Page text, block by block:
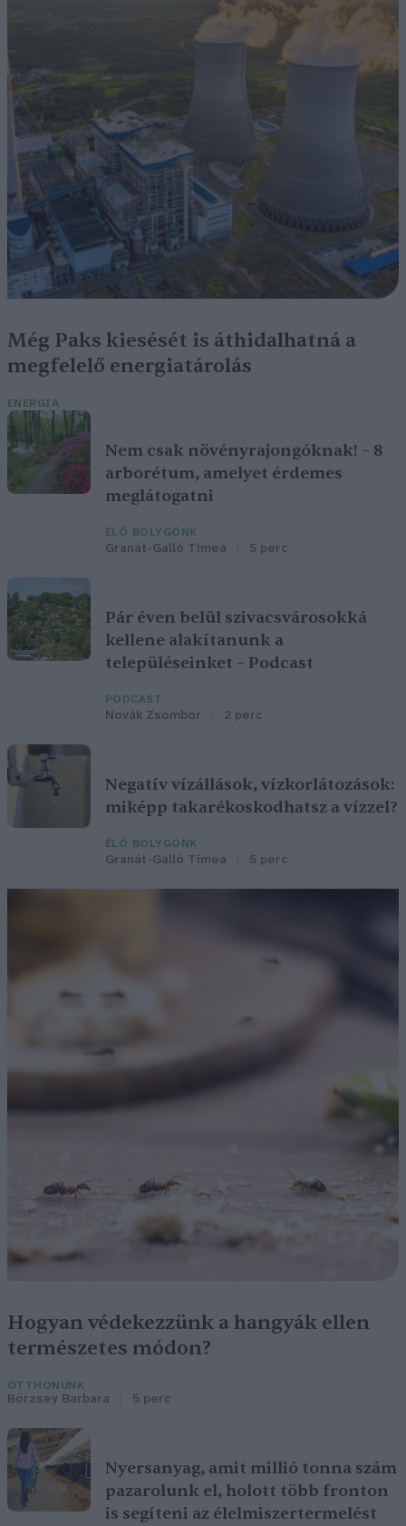
Még Paks kiesését is áthidalhatná a
megfelelő energiatárolás
ENERGIA
Nem csak növényrajongóknak! – 8
arborétum, amelyet érdemes
meglátogatni
ÉLŐ BOLYGÓNK
Granát-Galló Tímea 5 perc
Pár éven belül szivacsvárosokká
kellene alakítanunk a
településeinket – Podcast
PODCAST
Novák Zsombor 2 perc
Negatív vízállások, vízkorlátozások:
miképp takarékoskodhatsz a vízzel?
ÉLŐ BOLYGÓNK
Granát-Galló Tímea 5 perc
Hogyan védekezzünk a hangyák ellen
természetes módon?
OTTHONUNK
Börzsey Barbara 5 perc
Nyersanyag, amit millió tonna szám
pazarolunk el, holott több fronton
is segíteni az élelmiszertermelést